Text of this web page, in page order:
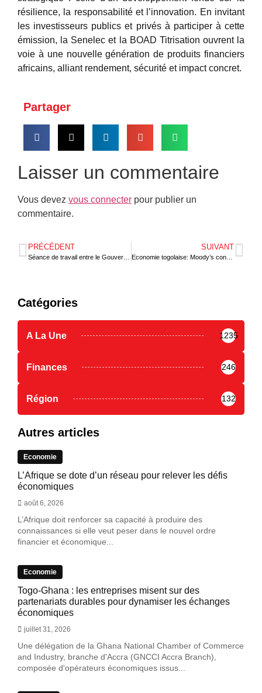
résilience, la responsabilité et l’innovation. En invitant
les investisseurs publics et privés à participer à cette
émission, la Senelec et la BOAD Titrisation ouvrent la
voie à une nouvelle génération de produits financiers
africains, alliant rendement, sécurité et impact concret.
Partager
Laisser un commentaire
Vous devez vous connecter pour publier un
commentaire.
PRÉCÉDENT SUIVANT
Economie togolaise: Moody’s confirme la note B3 avec une perspective « Stable »
Catégories
A La Une 1235
Finances 246
Région 132
Autres articles
Economie
L’Afrique se dote d’un réseau pour relever les défis
économiques
août 6, 2026
L’Afrique doit renforcer sa capacité à produire des
connaissances si elle veut peser dans le nouvel ordre
financier et économique...
Economie
Togo-Ghana : les entreprises misent sur des
partenariats durables pour dynamiser les échanges
économiques
juillet 31, 2026
Une délégation de la Ghana National Chamber of Commerce
and Industry, branche d'Accra (GNCCI Accra Branch),
composée d'opérateurs économiques issus...